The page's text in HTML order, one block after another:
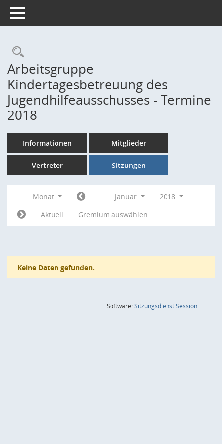
Toggle navigation
Rechercheauswahl
Arbeitsgruppe
Kindertagesbetreuung des
Jugendhilfeausschusses - Termine
2018
Informationen Mitglieder
Vertreter Sitzungen
Monat Januar
2018
Aktuell
Gremium auswählen
Keine Daten gefunden.
Software:SitzungsdienstSession(Wird in